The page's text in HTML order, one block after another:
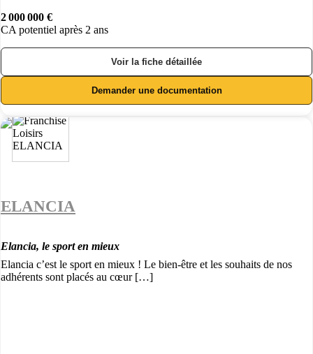
2 000 000 €
CA potentiel après 2 ans
Voir la fiche détaillée
Demander une documentation
ELANCIA
Elancia, le sport en mieux
Elancia c’est le sport en mieux ! Le bien-être et les souhaits de nos
adhérents sont placés au cœur […]